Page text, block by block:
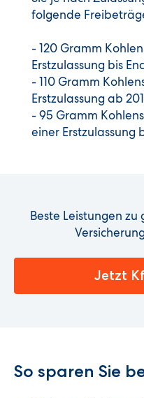
folgende
- 120 Gramm
Erstzulassung bis
- 110 Gramm
Erstzulassung ab
- 95 Gramm
einer Erstzulassung
Beste Leistungen
Jetzt
So sparen Sie